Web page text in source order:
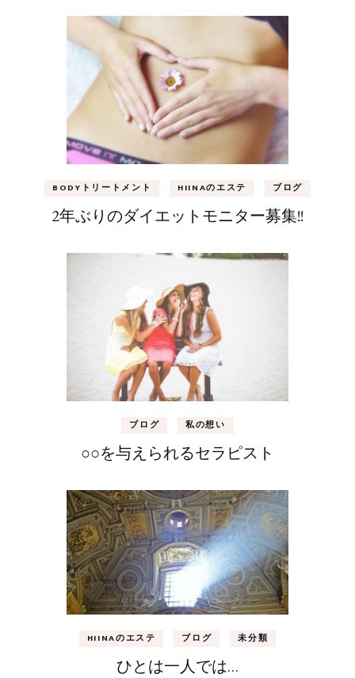
BODYトリートメント HIINAのエステ ブログ
2年ぶりのダイエットモニター募集!!
ブログ 私の想い
○○を与えられるセラピスト
HIINAのエステ ブログ 未分類
ひとは一人では…